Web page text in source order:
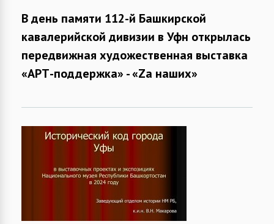
В день памяти 112-й Башкирской
кавалерийской дивизии в Уфн открылась
передвижная художественная выставка
«АРТ-поддержка» - «Zа наших»